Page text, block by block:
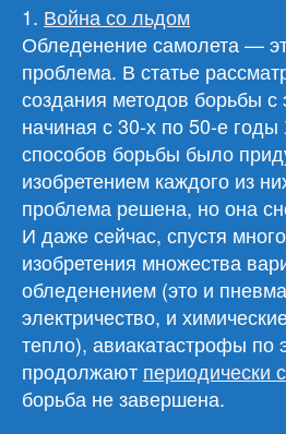
1. Война со льдом
Обледенение самолета —
проблема. В статье
создания методов борьбы
начиная с 30-х по 50-е
способов борьбы было
изобретением каждого из
проблема решена, но она
И даже сейчас, спустя
изобретения множества
обледенением (это и
электричество, и
тепло), авиакатастрофы по
продолжают периодически
борьба не завершена.